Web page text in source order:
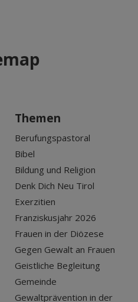
Themen
Berufungspastoral
Bibel
Bildung und Religion
Denk Dich Neu Tirol
Exerzitien
Franziskusjahr 2026
Frauen in der Diözese
Gegen Gewalt an Frauen
Geistliche Begleitung
Gemeinde
Gewaltprävention in der